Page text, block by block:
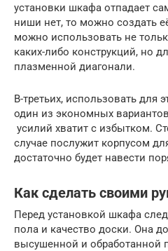
установки шкафа отпадает
ниши нет, то можно создать
можно использовать не
каких-либо конструкций, но
плазменной диагонали.
В-третьих, использовать для
один из экономных
усилий хватит с избытком.
случае послужит корпусом
достаточно будет навести
Как сделать своими
Перед установкой шкафа
пола и качество доски. Она
высушенной и обработанной